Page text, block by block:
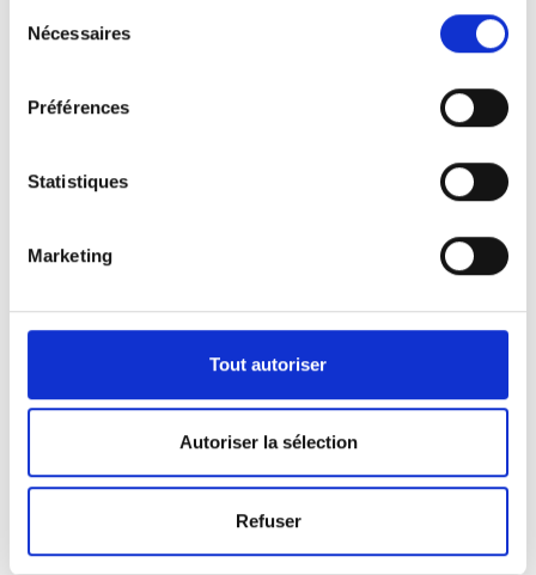
Nécessaires
Préférences
Statistiques
Marketing
Tout autoriser
Autoriser la sélection
Refuser
Pour répondre aux demandes de notre clientèle,
véhicules.
Que ça soit pour l’activité de pompes funèbres ou